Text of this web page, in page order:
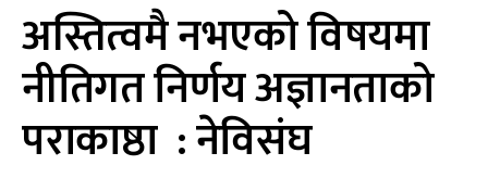
अस्तित्वमै नभएको विषयमा
नीतिगत निर्णय अज्ञानताको
पराकाष्ठा : नेविसंघ